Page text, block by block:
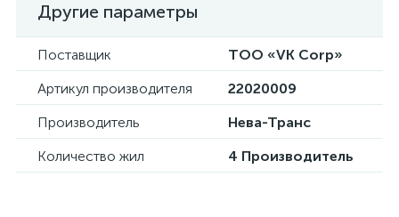
Другие параметры
Поставщик
ТОО «VK Corp»
Артикул производителя
22020009
Производитель
Нева-Транс
Количество жил
4 Производитель